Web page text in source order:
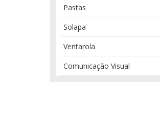
Pastas
Solapa
Ventarola
Comunicação Visual